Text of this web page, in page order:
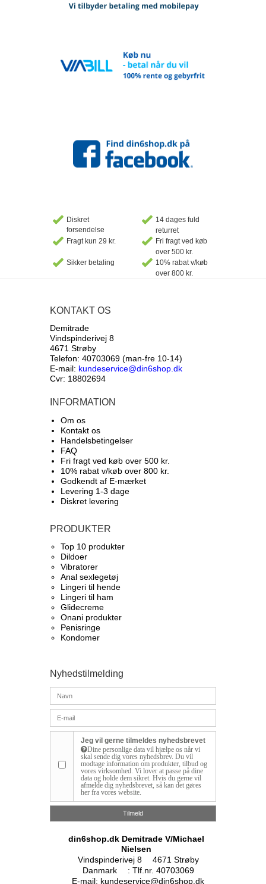
Diskret
forsendelse
14 dages fuld
returret
Fragt kun 29 kr.
Fri fragt ved køb
over 500 kr.
Sikker betaling
10% rabat v/køb
over 800 kr.
KONTAKT OS
Demitrade
Vindspinderivej 8
4671 Strøby
Telefon: 40703069 (man-fre 10-14)
E-mail: kundeservice@din6shop.dk
Cvr: 18802694
INFORMATION
Om os
Kontakt os
Handelsbetingelser
FAQ
Fri fragt ved køb over 500 kr.
10% rabat v/køb over 800 kr.
Godkendt af E-mærket
Levering 1-3 dage
Diskret levering
PRODUKTER
Top 10 produkter​
Dildoer
Vibratorer
Anal sexlegetøj
Lingeri til hende
Lingeri til ham
Glidecreme
Onani produkter
Penisringe
Kondomer
Nyhedstilmelding
Jeg vil gerne tilmeldes nyhedsbrevet
Dine personlige data vil hjælpe os når vi
skal sende dig vores nyhedsbrev. Du vil
modtage information om produkter, tilbud og
vores virksomhed. Vi lover at passe på dine
data og holde dem sikret. Hvis du gerne vil
afmelde dig nyhedsbrevet, så kan det gøres
her fra vores website.
Tilmeld
din6shop.dk Demitrade V/Michael
Nielsen
Vindspinderivej 8
4671 Strøby
Danmark
: Tlf.nr. 40703069
E-mail: kundeservice@din6shop.dk